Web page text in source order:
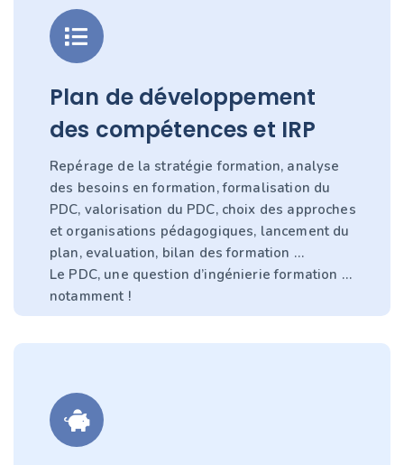
Plan de développement
des compétences et IRP
Repérage de la stratégie formation, analyse
des besoins en formation, formalisation du
PDC, valorisation du PDC, choix des approches
et organisations pédagogiques, lancement du
plan, evaluation, bilan des formation …
Le PDC, une question d’ingénierie formation …
notamment !